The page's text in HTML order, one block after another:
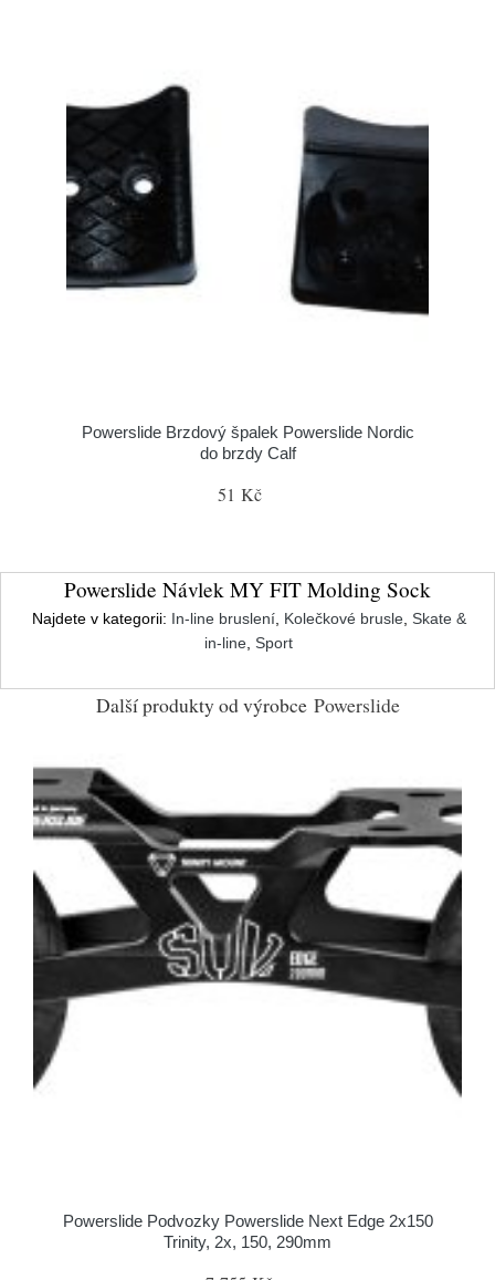
Powerslide Brzdový špalek Powerslide Nordic
do brzdy Calf
51 Kč
Powerslide Návlek MY FIT Molding Sock
Najdete v kategorii: In-line bruslení, Kolečkové brusle, Skate &
in-line Sport
Další produkty od výrobce Powerslide
Powerslide Podvozky Powerslide Next Edge 2x150
Trinity, 2x, 150, 290mm